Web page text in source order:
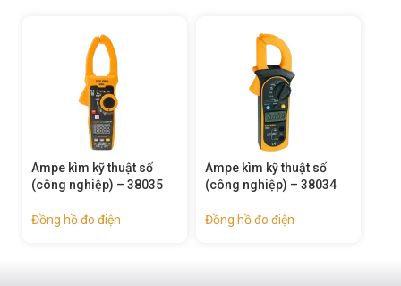
Ampe kìm kỹ thuật số
(công nghiệp) – 38034
Đồng hồ đo điện
Đồng hồ vạn năng kỹ
thuật số công nghiệp –
Đồng hồ đo điện